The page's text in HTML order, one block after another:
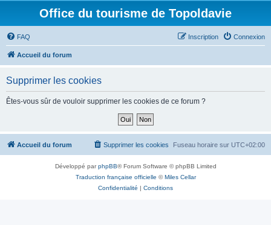
Office du tourisme de Topoldavie
FAQ Connexion
Inscription
Accueil du forum
Supprimer les cookies
Êtes-vous sûr de vouloir supprimer les cookies de ce forum ?
Accueil du forum Fuseau horaire sur UTC+02:00
Supprimer les cookies
Développé parphpBB® Forum Software © phpBB Limited
Traduction française officielle ©Miles Cellar
Confidentialité | Conditions